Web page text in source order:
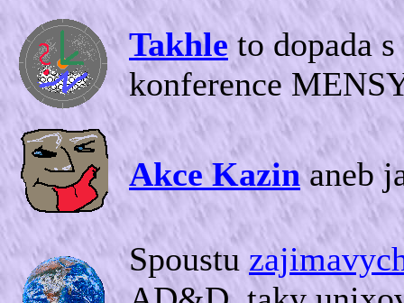
Takhleto dopada
konference
Akce Kazinaneb
Spoustu